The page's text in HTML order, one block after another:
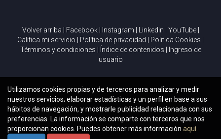
Volver arriba Facebook| Instagram Linkedin YouTube|
Califica mi servicio
Política de privacidad Politica Cookies
Términos y condiciones
Índice de contenidos
Ingreso de
usuario
Utilizamos cookies propias y de terceros para analizar y medir
nuestros servicios; elaborar estadísticas y un perfil en base a sus
hábitos de navegación, y mostrarle publicidad relacionada con sus
preferencias. La información se comparte con terceros que nos
proporcionan cookies. Puedes obtener más información aquí.